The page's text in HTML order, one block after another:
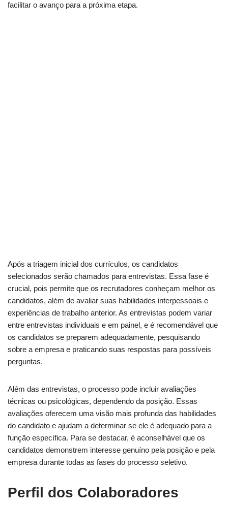
facilitar o avanço para a próxima etapa.
Após a triagem inicial dos currículos, os candidatos
selecionados serão chamados para entrevistas. Essa fase é
crucial, pois permite que os recrutadores conheçam melhor os
candidatos, além de avaliar suas habilidades interpessoais e
experiências de trabalho anterior. As entrevistas podem variar
entre entrevistas individuais e em painel, e é recomendável que
os candidatos se preparem adequadamente, pesquisando
sobre a empresa e praticando suas respostas para possíveis
perguntas.
Além das entrevistas, o processo pode incluir avaliações
técnicas ou psicológicas, dependendo da posição. Essas
avaliações oferecem uma visão mais profunda das habilidades
do candidato e ajudam a determinar se ele é adequado para a
função específica. Para se destacar, é aconselhável que os
candidatos demonstrem interesse genuíno pela posição e pela
empresa durante todas as fases do processo seletivo.
Perfil dos Colaboradores